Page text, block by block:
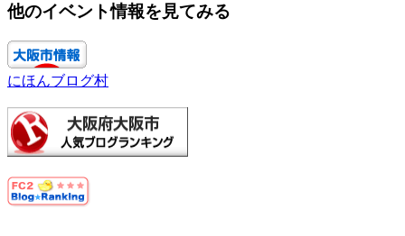
他のイベント情報を見てみる
にほんブログ村